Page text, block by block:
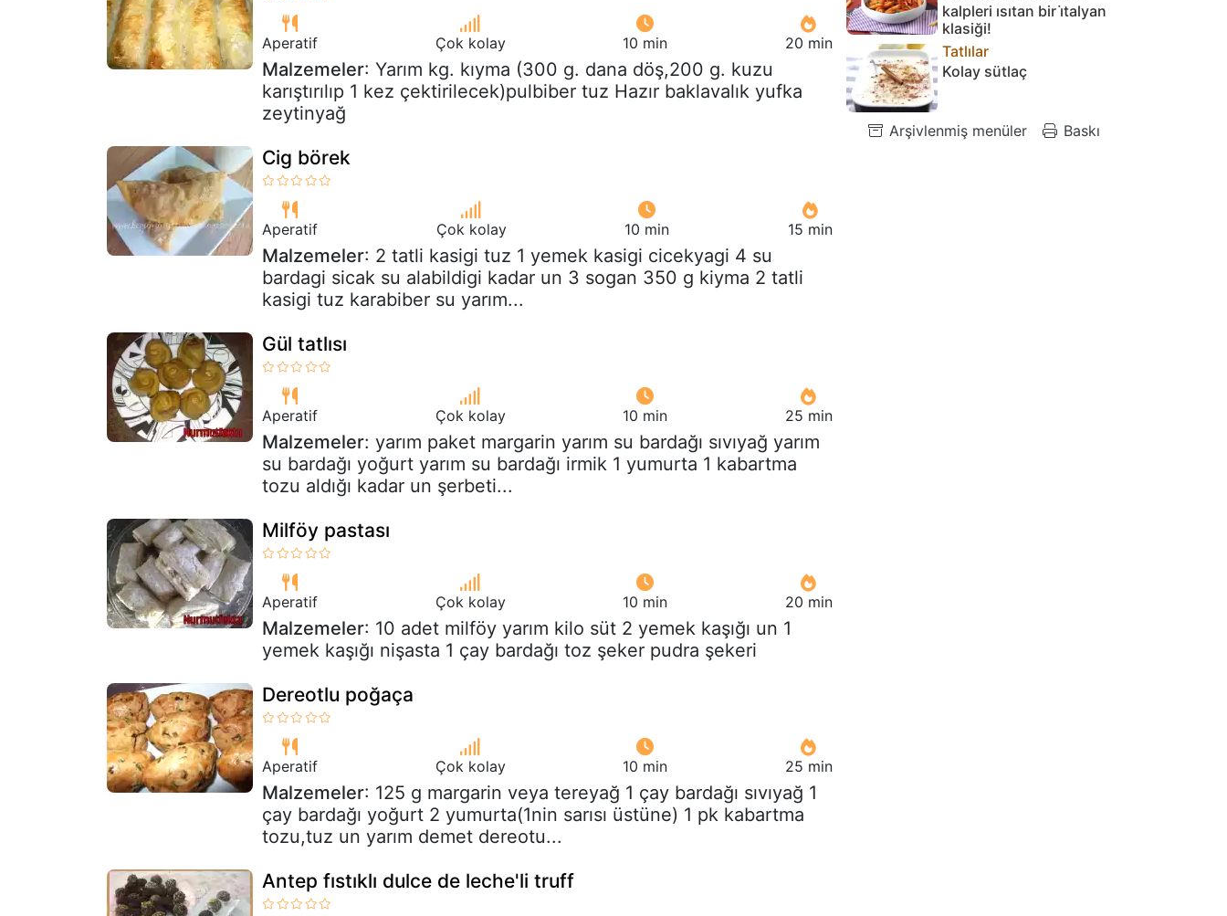
Aperatif Çok kolay 10 min 20 min
Malzemeler: Yarım kg. kıyma (300 g. dana döş,200 g. kuzu
karıştırılıp 1 kez çektirilecek)pulbiber tuz Hazır baklavalık yufka
zeytinyağ
Cig börek
Aperatif Çok kolay 10 min 15 min
Malzemeler: 2 tatli kasigi tuz 1 yemek kasigi cicekyagi 4 su
bardagi sicak su alabildigi kadar un 3 sogan 350 g kiyma 2 tatli
kasigi tuz karabiber su yarım...
Gül tatlısı
Aperatif Çok kolay 10 min 25 min
Malzemeler: yarım paket margarin yarım su bardağı sıvıyağ yarım
su bardağı yoğurt yarım su bardağı irmik 1 yumurta 1 kabartma
tozu aldığı kadar un şerbeti...
Milföy pastası
Aperatif Çok kolay 10 min 20 min
Malzemeler: 10 adet milföy yarım kilo süt 2 yemek kaşığı un 1
yemek kaşığı nişasta 1 çay bardağı toz şeker pudra şekeri
Dereotlu poğaça
Aperatif Çok kolay 10 min 25 min
Malzemeler: 125 g margarin veya tereyağ 1 çay bardağı sıvıyağ 1
çay bardağı yoğurt 2 yumurta(1nin sarısı üstüne) 1 pk kabartma
tozu,tuz un yarım demet dereotu...
Antep fıstıklı dulce de leche'li truff
kalpleri ısıtan bir i̇talyan
klasiği!
Tatlılar
Kolay sütlaç
Arşivlenmiş menüler Baskı